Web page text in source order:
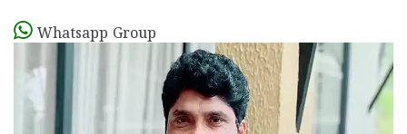
Whatsapp Group